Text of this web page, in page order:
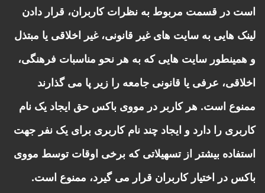
است در قسمت مربوط به نظرات کاربران، قرار دادن
لینک هایی به سایت های غیر قانونی، غیر اخلاقی یا مبتذل
و همینطور سایت هایی که به هر نحو مناسبات فرهنگی،
اخلاقی، عرفی یا قانونی جامعه را زیر پا می گذارند
ممنوع است. هر کاربر در مووی باکس حق ایجاد یک نام
کاربری را دارد و ایجاد چند نام کاربری برای یک نفر جهت
استفاده بیشتر از تسهیلاتی که برخی اوقات توسط مووی
باکس در اختیار کاربران قرار می گیرد، ممنوع است.